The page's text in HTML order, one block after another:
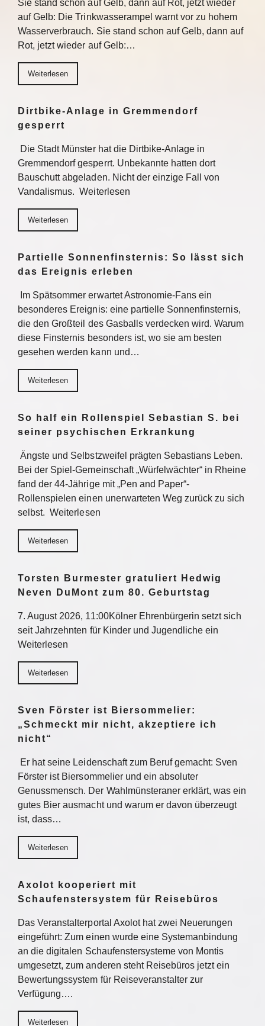
Sie stand schon auf Gelb, dann auf Rot, jetzt wieder
auf Gelb: Die Trinkwasserampel warnt vor zu hohem
Wasserverbrauch. Sie stand schon auf Gelb, dann auf
Rot, jetzt wieder auf Gelb:…
Weiterlesen
Dirtbike-Anlage in Gremmendorf
gesperrt
Die Stadt Münster hat die Dirtbike-Anlage in
Gremmendorf gesperrt. Unbekannte hatten dort
Bauschutt abgeladen. Nicht der einzige Fall von
Vandalismus. Weiterlesen
Weiterlesen
Partielle Sonnenfinsternis: So lässt sich
das Ereignis erleben
Im Spätsommer erwartet Astronomie-Fans ein
besonderes Ereignis: eine partielle Sonnenfinsternis,
die den Großteil des Gasballs verdecken wird. Warum
diese Finsternis besonders ist, wo sie am besten
gesehen werden kann und…
Weiterlesen
So half ein Rollenspiel Sebastian S. bei
seiner psychischen Erkrankung
Ängste und Selbstzweifel prägten Sebastians Leben.
Bei der Spiel-Gemeinschaft „Würfelwächter“ in Rheine
fand der 44-Jährige mit „Pen and Paper“-
Rollenspielen einen unerwarteten Weg zurück zu sich
selbst. Weiterlesen
Weiterlesen
Torsten Burmester gratuliert Hedwig
Neven DuMont zum 80. Geburtstag
7. August 2026, 11:00Kölner Ehrenbürgerin setzt sich
seit Jahrzehnten für Kinder und Jugendliche ein
Weiterlesen
Weiterlesen
Sven Förster ist Biersommelier:
„Schmeckt mir nicht, akzeptiere ich
nicht“
Er hat seine Leidenschaft zum Beruf gemacht: Sven
Förster ist Biersommelier und ein absoluter
Genussmensch. Der Wahlmünsteraner erklärt, was ein
gutes Bier ausmacht und warum er davon überzeugt
ist, dass…
Weiterlesen
Axolot kooperiert mit
Schaufenstersystem für Reisebüros
Das Veranstalterportal Axolot hat zwei Neuerungen
eingeführt: Zum einen wurde eine Systemanbindung
an die digitalen Schaufenstersysteme von Montis
umgesetzt, zum anderen steht Reisebüros jetzt ein
Bewertungssystem für Reiseveranstalter zur
Verfügung….
Weiterlesen